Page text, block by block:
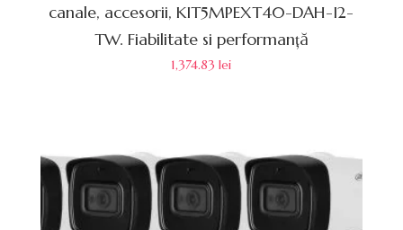
canale, accesorii, KIT5MPEXT40-DAH-I2-
TW. Fiabilitate si performanță
1,374.83lei